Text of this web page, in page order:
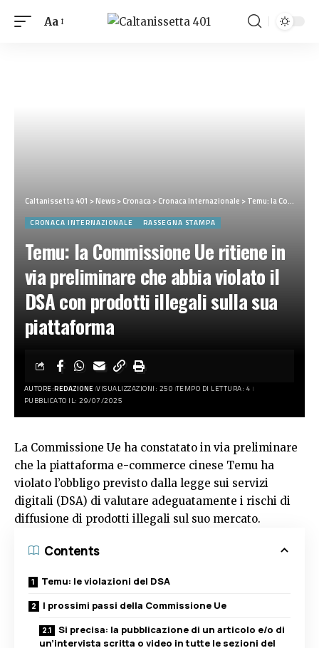
Aa
Caltanissetta 401 >News>Cronaca>Cronaca Internazionale >Temu: la Commissione Ue ritiene in via preliminare che abbia violato il DSA con prodotti illegali sulla sua piattaforma
CRONACA INTERNAZIONALE RASSEGNA STAMPA
Temu: la Commissione Ue ritiene in
via preliminare che abbia violato il
DSA con prodotti illegali sulla sua
piattaforma
AUTORE:REDAZIONE VISUALIZZAZIONI: 250 TEMPO DI LETTURA: 4
PUBBLICATO IL: 29/07/2025
La Commissione Ue ha constatato in via preliminare
che la piattaforma e-commerce cinese Temu ha
violato l’obbligo previsto dalla legge sui servizi
digitali (DSA) di valutare adeguatamente i rischi di
diffusione di prodotti illegali sul suo mercato.
Contents
Temu: le violazioni del DSA
I prossimi passi della Commissione Ue
Si precisa: la pubblicazione di un articolo e/o di
un’intervista scritta o video in tutte le sezioni del